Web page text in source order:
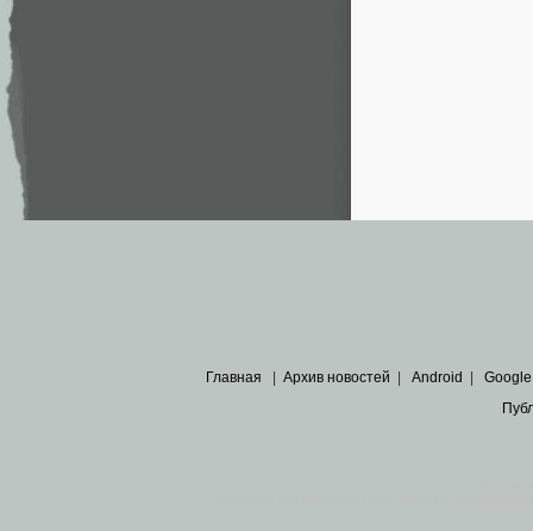
Главная Архив новостей Android Google